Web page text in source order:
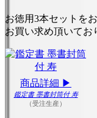
お徳用3本セットを
お買い求め頂いてお
商品詳細 ▶
鑑定書 墨書封筒付 寿
（受注生産）